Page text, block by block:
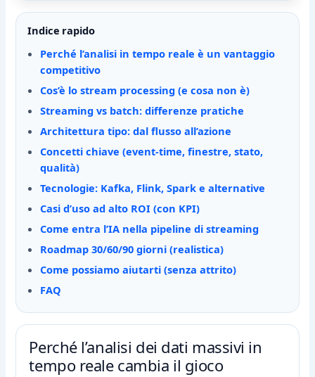
Indice rapido
Perché l’analisi in tempo reale è un vantaggio
competitivo
Cos’è lo stream processing (e cosa non è)
Streaming vs batch: differenze pratiche
Architettura tipo: dal flusso all’azione
Concetti chiave (event-time, finestre, stato,
qualità)
Tecnologie: Kafka, Flink, Spark e alternative
Casi d’uso ad alto ROI (con KPI)
Come entra l’IA nella pipeline di streaming
Roadmap 30/60/90 giorni (realistica)
Come possiamo aiutarti (senza attrito)
FAQ
Perché l’analisi dei dati massivi in
tempo reale cambia il gioco